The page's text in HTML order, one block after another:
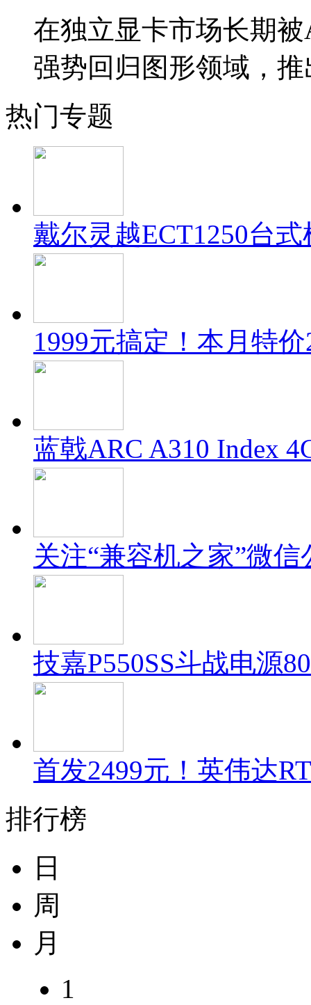
在独立显卡市场长期
强势回归图形领域，推
热门专题
戴尔灵越ECT1250台
1999元搞定！本月特
蓝戟ARC A310 Index
关注“兼容机之家”微
技嘉P550SS斗战电源
首发2499元！英伟达
排行榜
日
周
月
1